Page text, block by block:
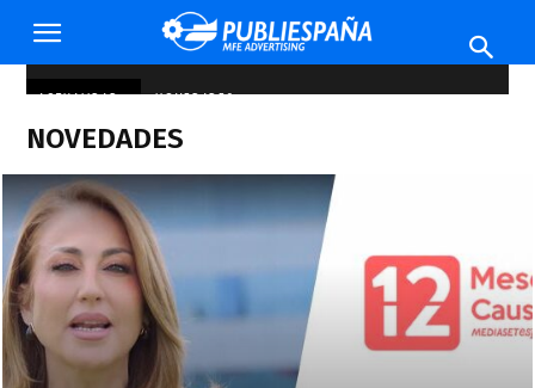
Publiespaña
ACTUALIDAD NOVEDADES
NOVEDADES